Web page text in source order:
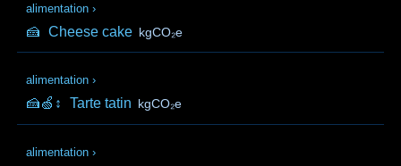
alimentation ›
🍰 Cheese cake kgCO₂e
alimentation ›
🍰🍏↕️ Tarte tatin kgCO₂e
alimentation ›